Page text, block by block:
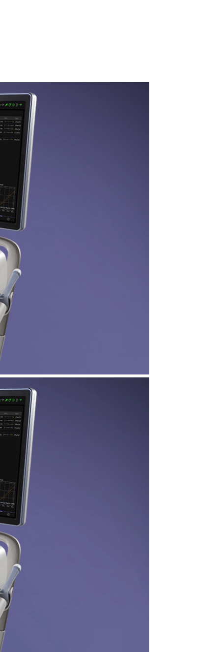
Você define os limites.
Excelência em suporte
Experimente mais. Mais soluções
de suporte voltadas para o futuro.